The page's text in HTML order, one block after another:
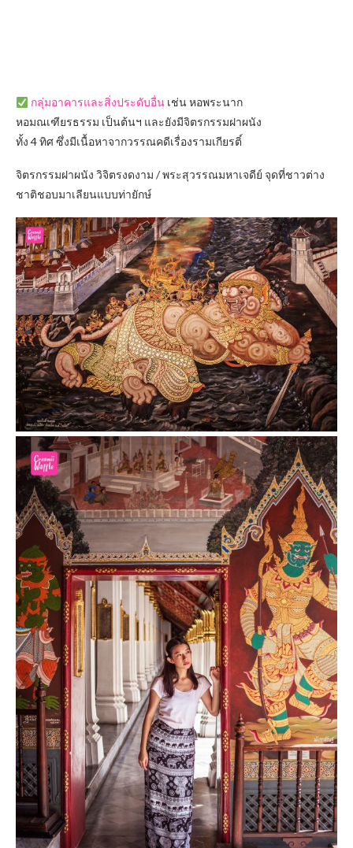
กลุ่มอาคารและสิ่งประดับอื่นเช่น หอพระนาก
หอมณเฑียรธรรม เป็นต้นฯ และยังมีจิตรกรรมฝาผนัง
ทั้ง 4 ทิศ ซึ่งมีเนื้อหาจากวรรณคดีเรื่องรามเกียรติ์
จิตรกรรมฝาผนัง วิจิตรงดงาม / พระสุวรรณมหาเจดีย์ จุดที่ชาวต่าง
ชาติชอบมาเลียนแบบท่ายักษ์